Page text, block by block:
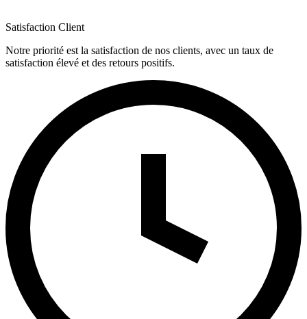
Satisfaction Client
Notre priorité est la satisfaction de nos clients, avec un taux de
satisfaction élevé et des retours positifs.